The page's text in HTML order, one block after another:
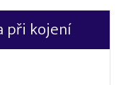
při kojení